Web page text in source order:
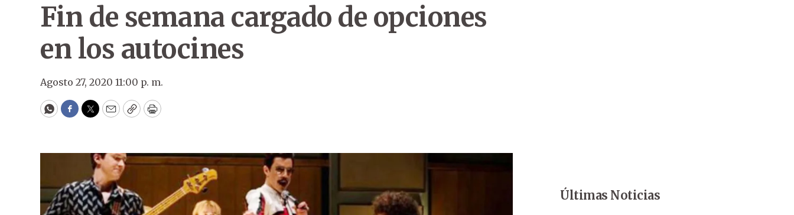
Fin de semana cargado de opciones
en los autocines
Agosto 27, 2020 11:00 p. m.
WhatsApp
Facebook
Twitter
EmailCopyPrint
Últimas Noticias